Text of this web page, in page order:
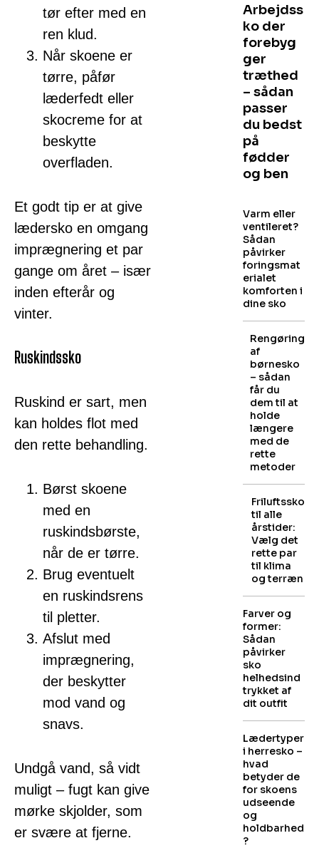
tør efter med en
ren klud.
Når skoene er
tørre, påfør
læderfedt eller
skocreme for at
beskytte
overfladen.
Et godt tip er at give
lædersko en omgang
imprægnering et par
gange om året – især
inden efterår og
vinter.
Ruskindssko
Ruskind er sart, men
kan holdes flot med
den rette behandling.
Børst skoene
med en
ruskindsbørste,
når de er tørre.
Brug eventuelt
en ruskindsrens
til pletter.
Afslut med
imprægnering,
der beskytter
mod vand og
snavs.
Undgå vand, så vidt
muligt – fugt kan give
mørke skjolder, som
er svære at fjerne.
Arbejdss
ko der
forebyg
ger
træthed
– sådan
passer
du bedst
på
fødder
og ben
Varm eller
ventileret?
Sådan
påvirker
foringsmat
erialet
komforten i
dine sko
Rengøring
af
børnesko
– sådan
får du
dem til at
holde
længere
med de
rette
metoder
Friluftssko
til alle
årstider:
Vælg det
rette par
til klima
og terræn
Farver og
former:
Sådan
påvirker
sko
helhedsind
trykket af
dit outfit
Lædertyper
i herresko –
hvad
betyder de
for skoens
udseende
og
holdbarhed
?